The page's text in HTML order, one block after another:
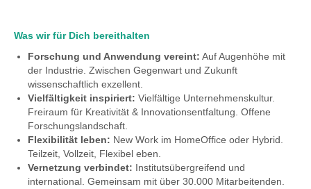
Was wir für Dich bereithalten
Forschung und Anwendung vereint: Auf Augenhöhe mit
der Industrie. Zwischen Gegenwart und Zukunft
wissenschaftlich exzellent.
Vielfältigkeit inspiriert: Vielfältige Unternehmenskultur.
Freiraum für Kreativität & Innovationsentfaltung. Offene
Forschungslandschaft.
Flexibilität leben: New Work im HomeOffice oder Hybrid.
Teilzeit, Vollzeit, Flexibel eben.
Vernetzung verbindet: Institutsübergreifend und
international. Gemeinsam mit über 30.000 Mitarbeitenden.